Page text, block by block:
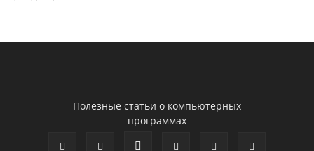
Полезные статьи о компьютерных
программах